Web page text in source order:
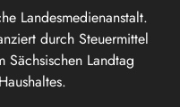
Landesmedienanstalt.
durch Steuermittel
Landtag